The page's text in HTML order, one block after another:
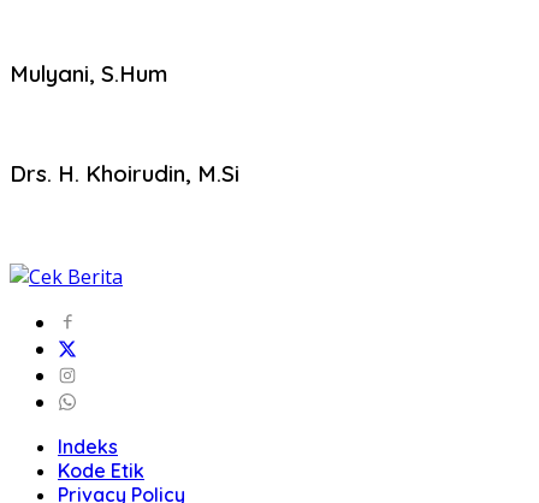
Mulyani, S.Hum
Drs. H. Khoirudin, M.Si
Indeks
Kode Etik
Privacy Policy